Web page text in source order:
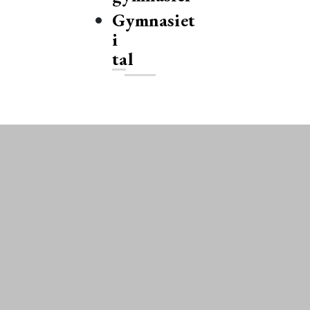
Gymnasiet
i
tal